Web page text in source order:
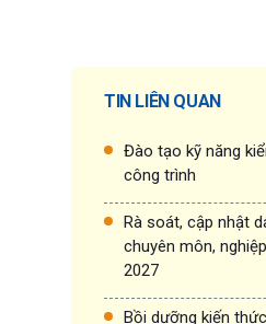
TIN LIÊN QUAN
Đào tạo kỹ năng
công trình
Rà soát, cập nhật
chuyên môn,
2027
Bồi dưỡng kiến